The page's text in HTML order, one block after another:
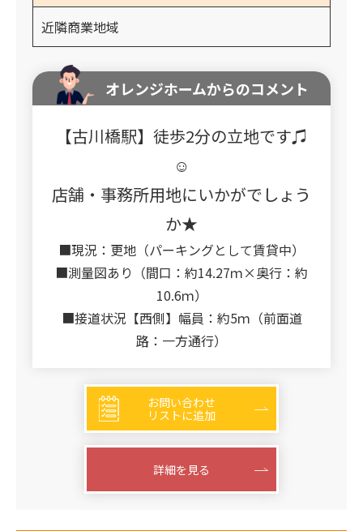
近隣商業地域
オレンジホームからのコメント
【古川橋駅】徒歩2分の立地です♫
☺
店舗・事務所用地にいかがでしょう
か★
■現況：更地（パーキングとして賃貸中）
■測量図あり（間口：約14.27ｍ×奥行：約
10.6ｍ）
■接道状況【西側】幅員：約5ｍ（前面道
路：一方通行）
お問い合わせ
リストに追加
詳細を見る